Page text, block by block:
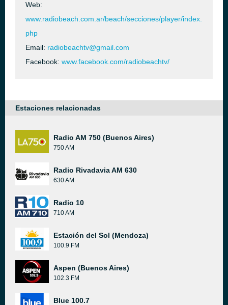
Web:
www.radiobeach.com.ar/beach/secciones/player/index.
php
Email: radiobeachtv@gmail.com
Facebook: www.facebook.com/radiobeachtv/
Estaciones relacionadas
Radio AM 750 (Buenos Aires)
750 AM
Radio Rivadavia AM 630
630 AM
Radio 10
710 AM
Estación del Sol (Mendoza)
100.9 FM
Aspen (Buenos Aires)
102.3 FM
Blue 100.7